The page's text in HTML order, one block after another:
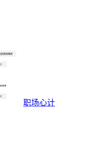
职场心计